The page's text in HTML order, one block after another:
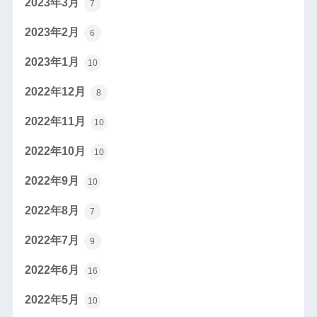
2023年3月 7
2023年2月 6
2023年1月 10
2022年12月 8
2022年11月 10
2022年10月 10
2022年9月 10
2022年8月 7
2022年7月 9
2022年6月 16
2022年5月 10